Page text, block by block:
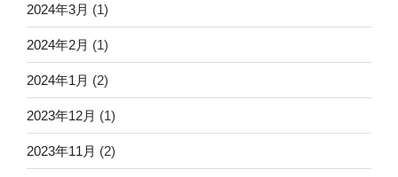
2024年3月 (1)
2024年2月 (1)
2024年1月 (2)
2023年12月 (1)
2023年11月 (2)